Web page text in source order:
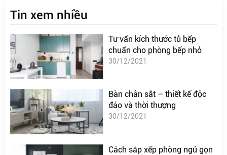
Tin xem nhiều
Tư vấn kích thước tủ bếp
chuẩn cho phòng bếp nhỏ
30/12/2021
Bàn chân sắt – thiết kế độc
đáo và thời thượng
30/12/2021
Cách sắp xếp phòng ngủ gọn